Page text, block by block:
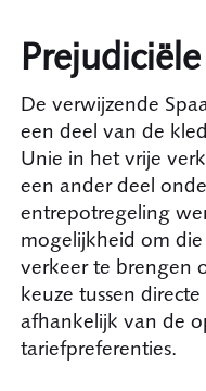
De verwijzende
een deel van de
Unie in het vrije
een ander deel
entrepotregeling
mogelijkheid om
verkeer te brengen
keuze tussen
afhankelijk van de
tariefpreferenties.